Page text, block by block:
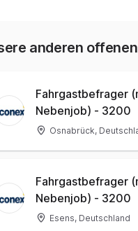
anderen
Fahrgastbefrager
Nebenjob) - 3200
Osnabrück,
Fahrgastbefrager
Nebenjob) - 3200
Esens, Deutschland